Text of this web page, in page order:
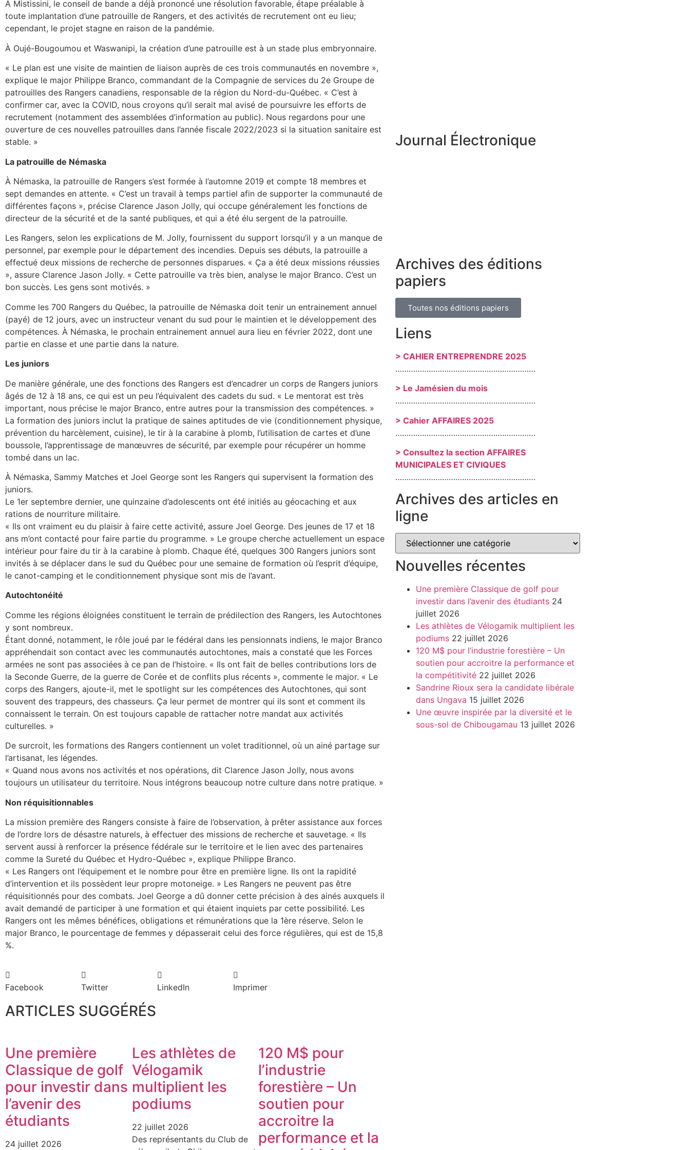
À Mistissini, le conseil de bande a déjà prononcé une résolution favorable, étape préalable à
toute implantation d’une patrouille de Rangers, et des activités de recrutement ont eu lieu;
cependant, le projet stagne en raison de la pandémie.
À Oujé-Bougoumou et Waswanipi, la création d’une patrouille est à un stade plus embryonnaire.
« Le plan est une visite de maintien de liaison auprès de ces trois communautés en novembre »,
explique le major Philippe Branco, commandant de la Compagnie de services du 2e Groupe de
patrouilles des Rangers canadiens, responsable de la région du Nord-du-Québec. « C’est à
confirmer car, avec la COVID, nous croyons qu’il serait mal avisé de poursuivre les efforts de
recrutement (notamment des assemblées d’information au public). Nous regardons pour une
ouverture de ces nouvelles patrouilles dans l’année fiscale 2022/2023 si la situation sanitaire est
stable. »
La patrouille de Némaska
À Némaska, la patrouille de Rangers s’est formée à l’automne 2019 et compte 18 membres et
sept demandes en attente. « C’est un travail à temps partiel afin de supporter la communauté de
différentes façons », précise Clarence Jason Jolly, qui occupe généralement les fonctions de
directeur de la sécurité et de la santé publiques, et qui a été élu sergent de la patrouille.
Les Rangers, selon les explications de M. Jolly, fournissent du support lorsqu’il y a un manque de
personnel, par exemple pour le département des incendies. Depuis ses débuts, la patrouille a
effectué deux missions de recherche de personnes disparues. « Ça a été deux missions réussies
», assure Clarence Jason Jolly. « Cette patrouille va très bien, analyse le major Branco. C’est un
bon succès. Les gens sont motivés. »
Comme les 700 Rangers du Québec, la patrouille de Némaska doit tenir un entrainement annuel
(payé) de 12 jours, avec un instructeur venant du sud pour le maintien et le développement des
compétences. À Némaska, le prochain entrainement annuel aura lieu en février 2022, dont une
partie en classe et une partie dans la nature.
Les juniors
De manière générale, une des fonctions des Rangers est d’encadrer un corps de Rangers juniors
âgés de 12 à 18 ans, ce qui est un peu l’équivalent des cadets du sud. « Le mentorat est très
important, nous précise le major Branco, entre autres pour la transmission des compétences. »
La formation des juniors inclut la pratique de saines aptitudes de vie (conditionnement physique,
prévention du harcèlement, cuisine), le tir à la carabine à plomb, l’utilisation de cartes et d’une
boussole, l’apprentissage de manœuvres de sécurité, par exemple pour récupérer un homme
tombé dans un lac.
À Némaska, Sammy Matches et Joel George sont les Rangers qui supervisent la formation des
juniors.
Le 1er septembre dernier, une quinzaine d’adolescents ont été initiés au géocaching et aux
rations de nourriture militaire.
« Ils ont vraiment eu du plaisir à faire cette activité, assure Joel George. Des jeunes de 17 et 18
ans m’ont contacté pour faire partie du programme. » Le groupe cherche actuellement un espace
intérieur pour faire du tir à la carabine à plomb. Chaque été, quelques 300 Rangers juniors sont
invités à se déplacer dans le sud du Québec pour une semaine de formation où l’esprit d’équipe,
le canot-camping et le conditionnement physique sont mis de l’avant.
Autochtonéité
Comme les régions éloignées constituent le terrain de prédilection des Rangers, les Autochtones
y sont nombreux.
Étant donné, notamment, le rôle joué par le fédéral dans les pensionnats indiens, le major Branco
appréhendait son contact avec les communautés autochtones, mais a constaté que les Forces
armées ne sont pas associées à ce pan de l’histoire. « Ils ont fait de belles contributions lors de
la Seconde Guerre, de la guerre de Corée et de conflits plus récents », commente le major. « Le
corps des Rangers, ajoute-il, met le spotlight sur les compétences des Autochtones, qui sont
souvent des trappeurs, des chasseurs. Ça leur permet de montrer qui ils sont et comment ils
connaissent le terrain. On est toujours capable de rattacher notre mandat aux activités
culturelles. »
De surcroit, les formations des Rangers contiennent un volet traditionnel, où un ainé partage sur
l’artisanat, les légendes.
« Quand nous avons nos activités et nos opérations, dit Clarence Jason Jolly, nous avons
toujours un utilisateur du territoire. Nous intégrons beaucoup notre culture dans notre pratique. »
Non réquisitionnables
La mission première des Rangers consiste à faire de l’observation, à prêter assistance aux forces
de l’ordre lors de désastre naturels, à effectuer des missions de recherche et sauvetage. « Ils
servent aussi à renforcer la présence fédérale sur le territoire et le lien avec des partenaires
comme la Sureté du Québec et Hydro-Québec », explique Philippe Branco.
« Les Rangers ont l’équipement et le nombre pour être en première ligne. Ils ont la rapidité
d’intervention et ils possèdent leur propre motoneige. » Les Rangers ne peuvent pas être
réquisitionnés pour des combats. Joel George a dû donner cette précision à des ainés auxquels il
avait demandé de participer à une formation et qui étaient inquiets par cette possibilité. Les
Rangers ont les mêmes bénéfices, obligations et rémunérations que la 1ère réserve. Selon le
major Branco, le pourcentage de femmes y dépasserait celui des force régulières, qui est de 15,8
%.
Facebook Twitter LinkedIn Imprimer
ARTICLES SUGGÉRÉS
Une première
Classique de golf
pour investir dans
l’avenir des
étudiants
24 juillet 2026
Les athlètes de
Vélogamik
multiplient les
podiums
22 juillet 2026
Des représentants du Club de
120 M$ pour
l’industrie
forestière – Un
soutien pour
accroitre la
performance et la
Journal Électronique
Archives des éditions
papiers
Toutes nos éditions papiers
Liens
> CAHIER ENTREPRENDRE 2025
………………………………………………………
> Le Jamésien du mois
………………………………………………………
> Cahier AFFAIRES 2025
………………………………………………………
> Consultez la section AFFAIRES
MUNICIPALES ET CIVIQUES
………………………………………………………
Archives des articles en
ligne
Nouvelles récentes
Une première Classique de golf pour
investir dans l’avenir des étudiants 24
juillet 2026
Les athlètes de Vélogamik multiplient les
podiums 22 juillet 2026
120 M$ pour l’industrie forestière – Un
soutien pour accroitre la performance et
la compétitivité 22 juillet 2026
Sandrine Rioux sera la candidate libérale
dans Ungava 15 juillet 2026
Une œuvre inspirée par la diversité et le
sous-sol de Chibougamau 13 juillet 2026